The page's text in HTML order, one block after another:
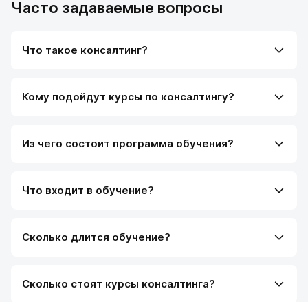
погружаться и исправно
курсу я не сразу пришла, тут
курса всегда пытаются выявить
обучения.
прокочались как
Часто задаваемые вопросы
Что такое консалтинг?
Кому подойдут курсы по консалтингу?
Из чего состоит программа обучения?
Что входит в обучение?
Сколько длится обучение?
Сколько стоят курсы консалтинга?